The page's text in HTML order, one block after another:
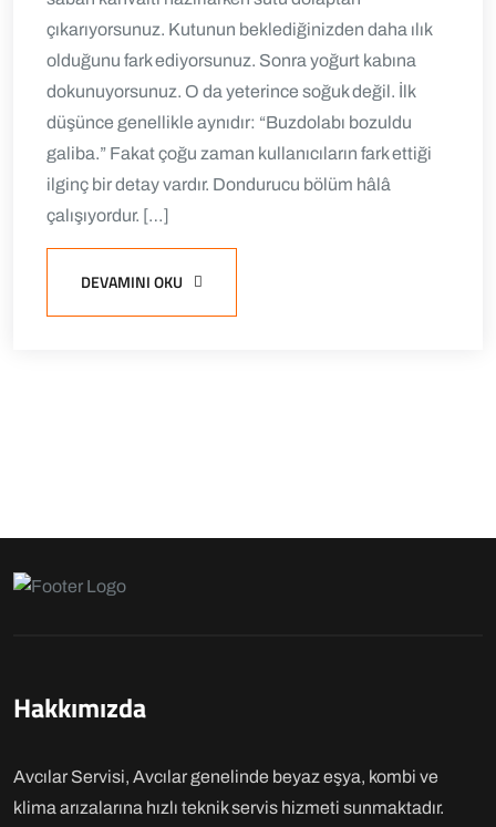
çıkarıyorsunuz. Kutunun beklediğinizden daha ılık
olduğunu fark ediyorsunuz. Sonra yoğurt kabına
dokunuyorsunuz. O da yeterince soğuk değil. İlk
düşünce genellikle aynıdır: “Buzdolabı bozuldu
galiba.” Fakat çoğu zaman kullanıcıların fark ettiği
ilginç bir detay vardır. Dondurucu bölüm hâlâ
çalışıyordur. […]
DEVAMINI OKU
Hakkımızda
Avcılar Servisi, Avcılar genelinde beyaz eşya, kombi ve
klima arızalarına hızlı teknik servis hizmeti sunmaktadır.